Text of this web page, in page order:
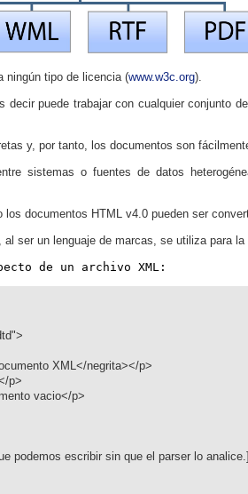
ningún tipo de licencia (www.w3c.org).
decir puede trabajar con cualquier conjunto
y, por tanto, los documentos son
sistemas o fuentes de datos
documentos HTML v4.0 pueden ser
ser un lenguaje de marcas, se utiliza para la
de un archivo XML:
XML</negrita></p>
p>
vacio</p>
podemos escribir sin que el parser lo